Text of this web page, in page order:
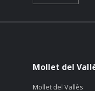
Mollet del
Mollet del Vallès